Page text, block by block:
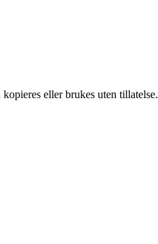
eller brukes uten tillatelse.